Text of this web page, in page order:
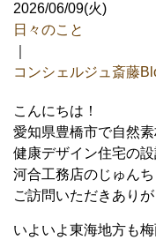
2026/06/09(火)
日々のこと
コンシェルジュ斎藤
こんにちは！
愛知県豊橋市で自然
健康デザイン住宅の
河合工務店のじゅんち
ご訪問いただきあり
いよいよ東海地方も梅